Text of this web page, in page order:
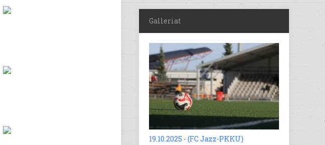
Galleriat
19.10.2025 - (FC Jazz-PKKU)